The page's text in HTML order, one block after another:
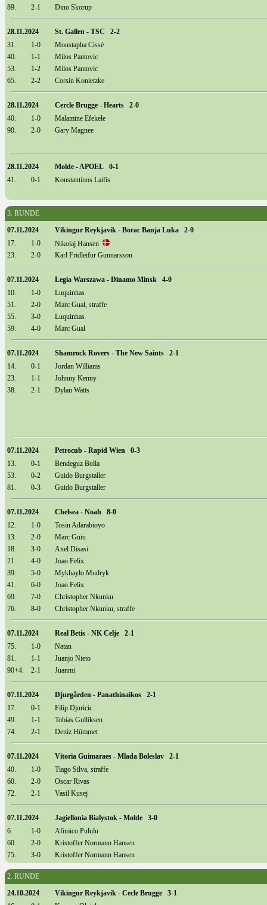
89. 2-1 Dino Skorup
28.11.2024
St. Gallen - TSC 2-2
31.
1-0
Moustapha Cissé
40.
1-1
Milos Pantovic
53.
1-2
Milos Pantovic
65.
2-2 Corsin Konietzke
28.11.2024
Cercle Brugge - Hearts 2-0
40.
1-0
Malamine Efekele
90.
2-0 Gary Magnee
28.11.2024
Molde - APOEL 0-1
41.
0-1 Konstantinos Laifis
3. RUNDE
07.11.2024
Vikingur Reykjavik - Borac Banja Luka 2-0
17.
1-0
Nikolaj Hansen
23.
2-0 Karl Fridleifur Gunnarsson
07.11.2024
Legia Warszawa - Dinamo Minsk 4-0
10.
1-0
Luquinhas
51.
2-0
Marc Gual, straffe
55.
3-0
Luquinhas
59.
4-0 Marc Gual
07.11.2024
Shamrock Rovers - The New Saints 2-1
14.
0-1
Jordan Williams
23.
1-1
Johnny Kenny
38.
2-1 Dylan Watts
07.11.2024
Petrocub - Rapid Wien 0-3
13.
0-1
Bendeguz Bolla
53.
0-2
Guido Burgstaller
81.
0-3 Guido Burgstaller
07.11.2024
Chelsea - Noah 8-0
12.
1-0
Tosin Adarabioyo
13.
2-0
Marc Guiu
18.
3-0
Axel Disasi
21.
4-0
Joao Felix
39.
5-0
Mykhaylo Mudryk
41.
6-0
Joao Felix
69.
7-0
Christopher Nkunku
76.
8-0 Christopher Nkunku, straffe
07.11.2024
Real Betis - NK Celje 2-1
75.
1-0
Natan
81.
1-1
Juanjo Nieto
90+4.
2-1 Juanmi
07.11.2024
Djurgården - Panathinaikos 2-1
17.
0-1
Filip Djuricic
49.
1-1
Tobias Gulliksen
74.
2-1 Deniz Hümmet
07.11.2024
Vitoria Guimaraes - Mlada Boleslav 2-1
40.
1-0
Tiago Silva, straffe
60.
2-0
Oscar Rivas
72.
2-1 Vasil Kusej
07.11.2024
Jagiellonia Bialystok - Molde 3-0
6.
1-0
Afimico Pululu
60.
2-0
Kristoffer Normann Hansen
75.
3-0 Kristoffer Normann Hansen
2. RUNDE
24.10.2024
Vikingur Reykjavik - Cecle Brugge 3-1